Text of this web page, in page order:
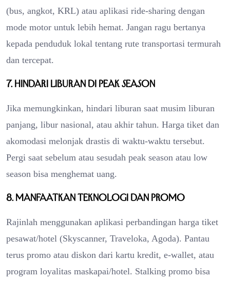
(bus, angkot, KRL) atau aplikasi ride-sharing dengan
mode motor untuk lebih hemat. Jangan ragu bertanya
kepada penduduk lokal tentang rute transportasi termurah
dan tercepat.
7. Hindari liburan di peak season
Jika memungkinkan, hindari liburan saat musim liburan
panjang, libur nasional, atau akhir tahun. Harga tiket dan
akomodasi melonjak drastis di waktu-waktu tersebut.
Pergi saat sebelum atau sesudah peak season atau low
season bisa menghemat uang.
8. Manfaatkan teknologi dan promo
Rajinlah menggunakan aplikasi perbandingan harga tiket
pesawat/hotel (Skyscanner, Traveloka, Agoda). Pantau
terus promo atau diskon dari kartu kredit, e-wallet, atau
program loyalitas maskapai/hotel. Stalking promo bisa